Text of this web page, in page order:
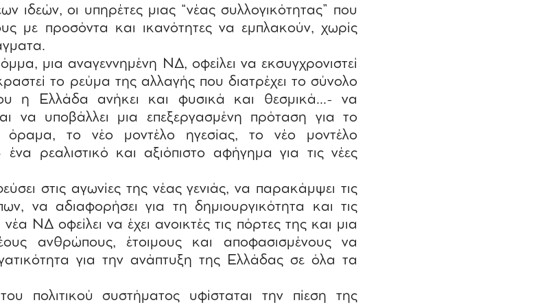
ιδεών, οι υπηρέτες μιας “νέας συλλογικότητας” που
με προσόντα και ικανότητες να εμπλακούν, χωρίς
μια αναγεννημένη ΝΔ, οφείλει να εκσυγχρονιστεί
το ρεύμα της αλλαγής που διατρέχει το σύνολο
η Ελλάδα ανήκει και φυσικά και θεσμικά…- να
να υποβάλλει μια επεξεργασμένη πρόταση για το
το νέο μοντέλο ηγεσίας, το νέο μοντέλο
ρεαλιστικό και αξιόπιστο αφήγημα για τις νέες
στις αγωνίες της νέας γενιάς, να παρακάμψει τις
να αδιαφορήσει για τη δημιουργικότητα και τις
ΝΔ οφείλει να έχει ανοικτές τις πόρτες της και μια
ανθρώπους, έτοιμους και αποφασισμένους να
για την ανάπτυξη της Ελλάδας σε όλα τα
συστήματος υφίσταται την πίεση της